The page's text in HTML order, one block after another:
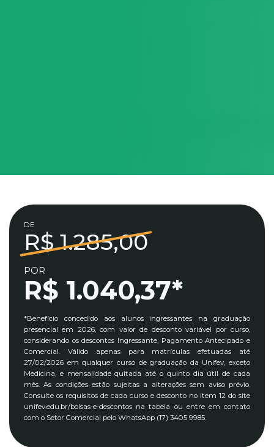
DE
R$ 1.285,00
POR
R$ 1.040,37*
*Benefício concedido aos alunos ingressantes na graduação
presencial em 2026, com valor de desconto variável por curso,
considerando os descontos Ingressante, Pagamento Antecipado e
Comercial. Válido apenas para matrículas efetuadas até
27/02/2026 em qualquer curso de graduação da Unifev, exceto
Medicina, e mensalidade quitada até o quinto dia útil de cada
mês. As condições estão sujeitas a alterações sem aviso prévio.
Consulte os requisitos de cada curso e desconto no item 12 do site
unifev.edu.br/bolsas-e-descontos na tabela ou entre em contato
com o Setor Comercial pelo WhatsApp (17) 3405 9985.